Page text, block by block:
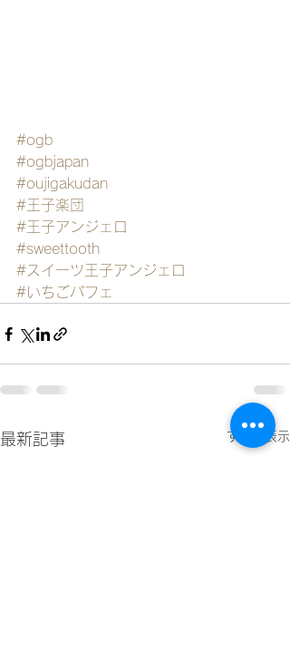
#ogb
#ogbjapan
#oujigakudan
#王子楽団
#王子アンジェロ
#sweettooth
#スイーツ王子アンジェロ
#いちごパフェ
最新記事 すべて表示